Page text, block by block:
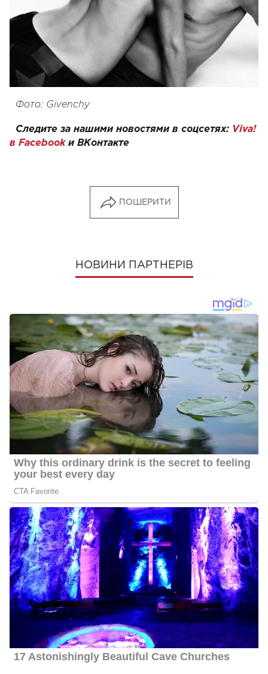
Фото: Givenchy
Следите за нашими новостями в соцсетях: Viva!
в Facebookи ВКонтакте
ПОШЕРИТИ
НОВИНИ ПАРТНЕРІВ